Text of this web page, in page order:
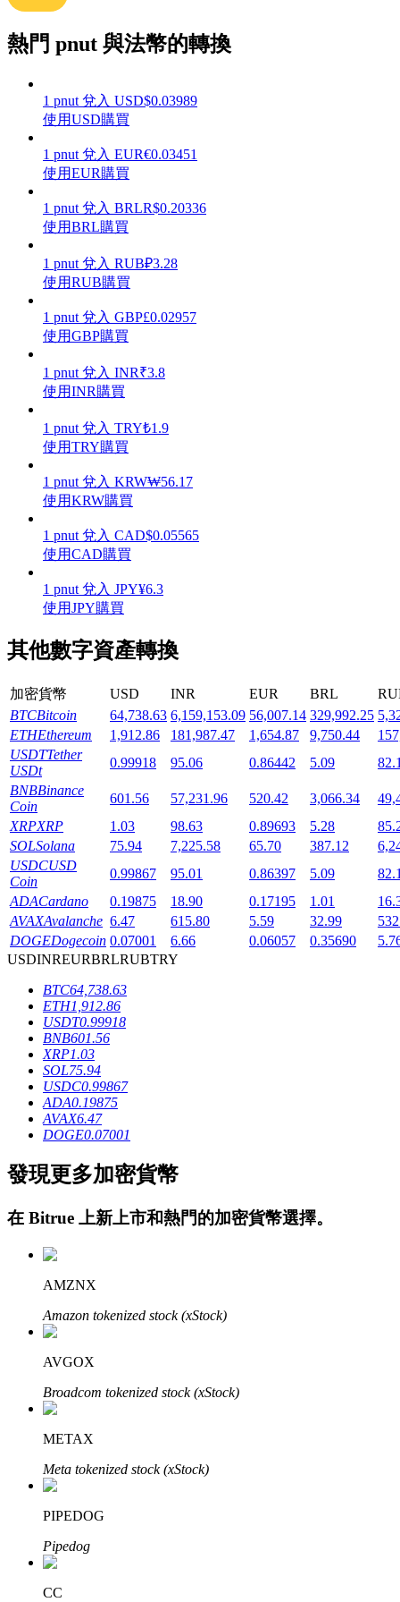
增值寶
使您的資產穩定增值
機槍池
一鍵質押鎖定高收益
Launchpool
活期質押獲得熱門資產
鎖倉BTR
輕鬆獲得多重福利
借貸數字貨幣，及時且安全的服務
享受活期理財及長期收益
學習理財
熱門 pnut 與法幣的轉換
1 pnut 兌入 USD$0.03989
使用USD購買
1 pnut 兌入 EUR€0.03451
使用EUR購買
1 pnut 兌入 BRLR$0.20336
使用BRL購買
1 pnut 兌入 RUB₽3.28
使用RUB購買
1 pnut 兌入 GBP£0.02957
使用GBP購買
1 pnut 兌入 INR₹3.8
使用INR購買
1 pnut 兌入 TRY₺1.9
使用TRY購買
1 pnut 兌入 KRW₩56.17
使用KRW購買
1 pnut 兌入 CAD$0.05565
使用CAD購買
1 pnut 兌入 JPY¥6.3
使用JPY購買
其他數字資產轉換
加密貨幣 USD INR EUR BRL
BTCBitcoin 64,738.63 6,159,153.09 56,007.14 329,992.25
ETHEthereum 1,912.86 181,987.47 1,654.87 9,750.44
USDTTether
USDt
0.99918 95.06 0.86442 5.09
BNBBinance
Coin
601.56 57,231.96 520.42 3,066.34
XRPXRP 1.03 98.63 0.89693 5.28
SOLSolana 75.94 7,225.58 65.70 387.12
USDCUSD
Coin
0.99867 95.01 0.86397 5.09
ADACardano 0.19875 18.90 0.17195 1.01
AVAXAvalanche 6.47 615.80 5.59 32.99
DOGEDogecoin 0.07001 6.66 0.06057 0.35690
USDINREURBRLRUBTRY
BTC64,738.63
ETH1,912.86
USDT0.99918
BNB601.56
XRP1.03
SOL75.94
USDC0.99867
ADA0.19875
AVAX6.47
DOGE0.07001
發現更多加密貨幣
在 Bitrue 上新上市和熱門的加密貨幣選擇。
AMZNX
Amazon tokenized stock (xStock)
AVGOX
Broadcom tokenized stock (xStock)
METAX
Meta tokenized stock (xStock)
PIPEDOG
Pipedog
CC